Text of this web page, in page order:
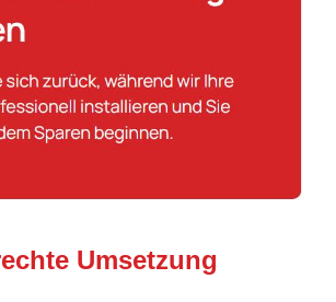
Umsetzung